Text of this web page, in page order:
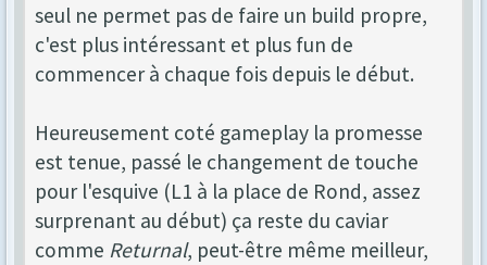
seul ne permet pas de faire un build propre,
c'est plus intéressant et plus fun de
commencer à chaque fois depuis le début.
Heureusement coté gameplay la promesse
est tenue, passé le changement de touche
pour l'esquive (L1 à la place de Rond, assez
surprenant au début) ça reste du caviar
comme Returnal, peut-être même meilleur,